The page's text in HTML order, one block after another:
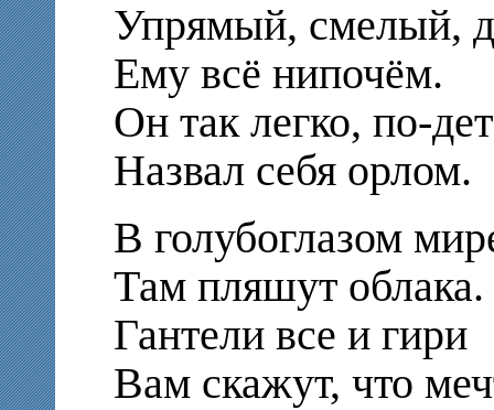
Упрямый, смелый,
Ему всё нипочём.
Он так легко, по-
Назвал себя орлом.
В голубоглазом
Там пляшут облака.
Гантели все и гири
Вам скажут, что